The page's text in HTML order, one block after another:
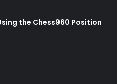
the Chess960 Position